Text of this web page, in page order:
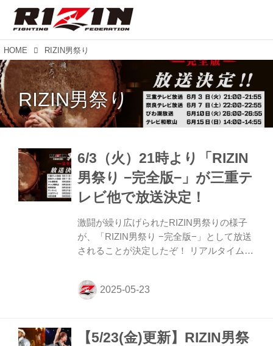
HOME RIZIN男祭り
RIZIN男祭り
6/3（火）21時より「RIZIN
男祭り −完全版−」が三重テ
レビ他で放送決定！
激闘が繰り広げられたRIZIN男祭りの様子
が、「RIZIN男祭り −完全版−」として放送
されることが決定したぞ！ リアルタイムで
「RIZIN男祭り −完全版−」で激闘の数々を
振り返ろう！ 放送スケジュール一覧 放送
テレビ 6/10(火) 26:00-26:55 びわ湖放送
【5/23(金)更新】RIZIN男祭